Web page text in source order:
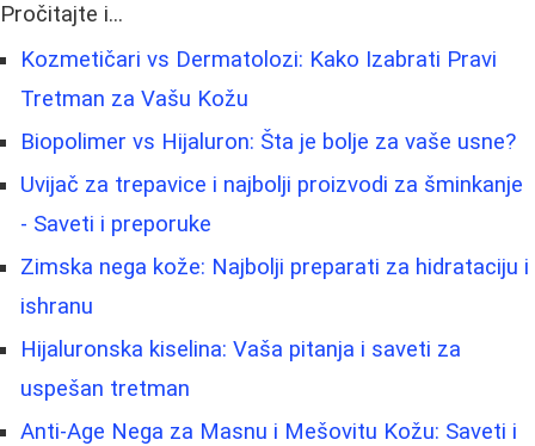
Pročitajte i...
Kozmetičari vs Dermatolozi: Kako Izabrati Pravi
Tretman za Vašu Kožu
Biopolimer vs Hijaluron: Šta je bolje za vaše usne?
Uvijač za trepavice i najbolji proizvodi za šminkanje
- Saveti i preporuke
Zimska nega kože: Najbolji preparati za hidrataciju i
ishranu
Hijaluronska kiselina: Vaša pitanja i saveti za
uspešan tretman
Anti-Age Nega za Masnu i Mešovitu Kožu: Saveti i